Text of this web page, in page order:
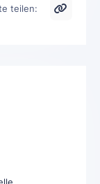
teilen: